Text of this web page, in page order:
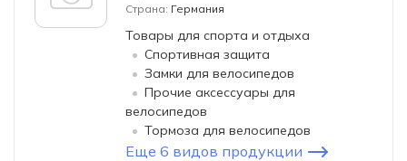
Страна: Германия
Товары для спорта и отдыха
Спортивная защита
Замки для велосипедов
Прочие аксессуары для
велосипедов
Тормоза для велосипедов
Еще 6 видов продукции